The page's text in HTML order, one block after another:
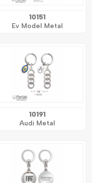
10151
Ev Model Metal
10191
Audi Metal